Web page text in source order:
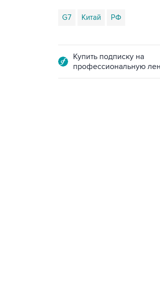
G7 Китай РФ
Купить подписку на
профессиональную